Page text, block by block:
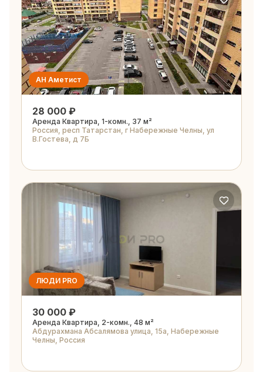
АН Аметист
28 000 ₽
Аренда Квартира, 1-комн., 37 м²
Россия, респ Татарстан, г Набережные Челны, ул
В.Гостева, д 7Б
ЛЮДИ PRO
30 000 ₽
Аренда Квартира, 2-комн., 48 м²
Абдурахмана Абсалямова улица, 15а, Набережные
Челны, Россия